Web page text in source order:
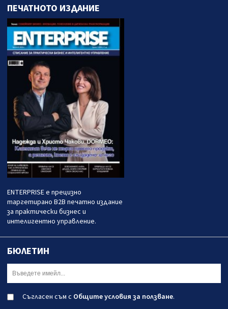
ПЕЧАТНОТО ИЗДАНИЕ
ENTERPRISE е прецизно
таргетирано B2B печатно издание
за практически бизнес и
интелигентно управление.
БЮЛЕТИН
Съгласен съм с Общите условия за ползване.